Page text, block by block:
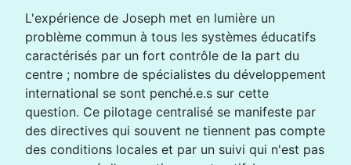
L'expérience de Joseph met en lumière un
problème commun à tous les systèmes éducatifs
caractérisés par un fort contrôle de la part du
centre ; nombre de spécialistes du développement
international se sont penché.e.s sur cette
question. Ce pilotage centralisé se manifeste par
des directives qui souvent ne tiennent pas compte
des conditions locales et par un suivi qui n'est pas